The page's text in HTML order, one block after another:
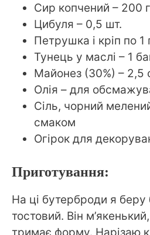
Сир копчений – 200 г
Цибуля – 0,5 шт.
Петрушка і кріп по 1
Тунець у маслі – 1
Майонез (30%) – 2,5
Олія – для
Сіль, чорний
смаком
Огірок для
Приготування:
На ці бутерброди я беру
тостовий. Він